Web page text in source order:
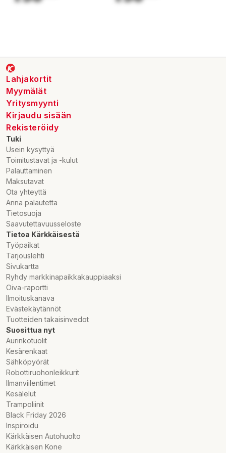
Lahjakortit
Myymälät
Yritysmyynti
Kirjaudu sisään
Rekisteröidy
Tuki
Usein kysyttyä
Toimitustavat ja -kulut
Palauttaminen
Maksutavat
Ota yhteyttä
Anna palautetta
Tietosuoja
Saavutettavuusseloste
Tietoa Kärkkäisestä
Työpaikat
Tarjouslehti
Sivukartta
Ryhdy markkinapaikkakauppiaaksi
Oiva-raportti
Ilmoituskanava
Evästekäytännöt
Tuotteiden takaisinvedot
Suosittua nyt
Aurinkotuolit
Kesärenkaat
Sähköpyörät
Robottiruohonleikkurit
Ilmanviilentimet
Kesälelut
Trampoliinit
Black Friday 2026
Inspiroidu
Kärkkäisen Autohuolto
Kärkkäisen Kone